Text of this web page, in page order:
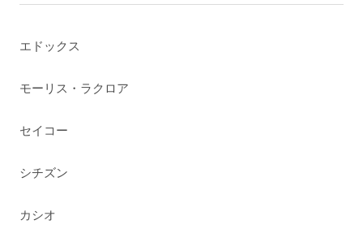
エドックス
モーリス・ラクロア
セイコー
シチズン
カシオ